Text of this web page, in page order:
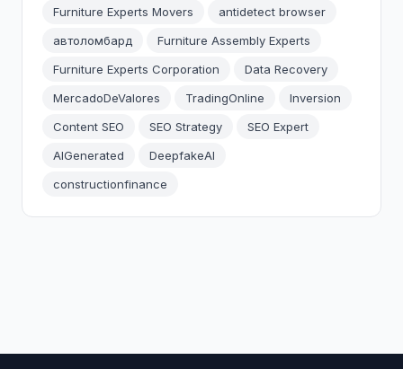
Furniture Experts Movers
antidetect browser
автоломбард
Furniture Assembly Experts
Furniture Experts Corporation
Data Recovery
MercadoDeValores
TradingOnline
Inversion
Content SEO
SEO Strategy
SEO Expert
AIGenerated
DeepfakeAI
constructionfinance